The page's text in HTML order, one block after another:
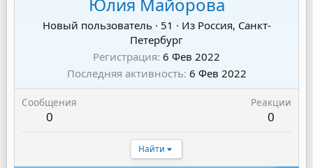
Новый пользователь · 51 · Из Россия, Санкт-
Петербург
Регистрация 6 Фев 2022
Последняя активность 6 Фев 2022
Сообщения
0
Реакции
0
Найти